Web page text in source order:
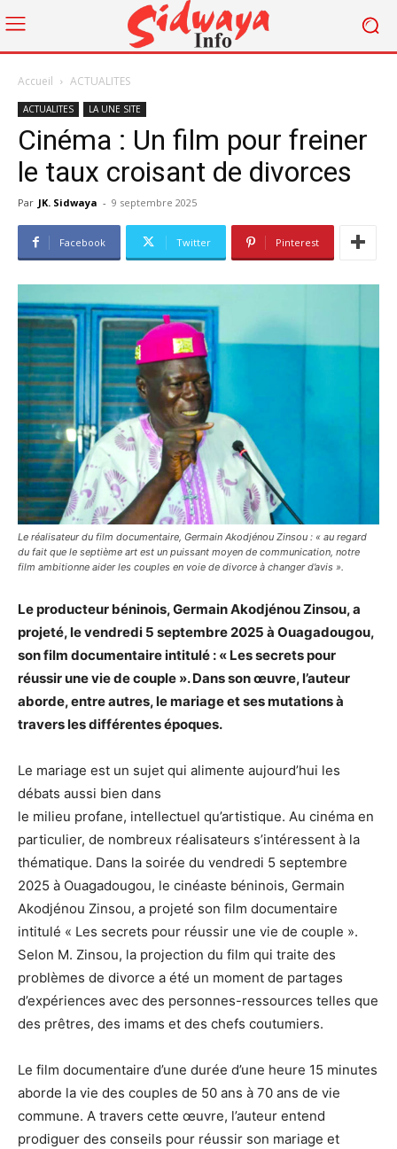
Accueil ACTUALITES
ACTUALITES LA UNE SITE
Cinéma : Un film pour freiner
le taux croisant de divorces
Par JK. Sidwaya - 9 septembre 2025
Facebook Twitter Pinterest
Le réalisateur du film documentaire, Germain Akodjénou Zinsou : « au regard
du fait que le septième art est un puissant moyen de communication, notre
film ambitionne aider les couples en voie de divorce à changer d’avis ».
Le producteur béninois, Germain Akodjénou Zinsou, a
projeté, le vendredi 5 septembre 2025 à Ouagadougou,
son film documentaire intitulé : « Les secrets pour
réussir une vie de couple ». Dans son œuvre, l’auteur
aborde, entre autres, le mariage et ses mutations à
travers les différentes époques.
Le mariage est un sujet qui alimente aujourd’hui les
débats aussi bien dans
le milieu profane, intellectuel qu’artistique. Au cinéma en
particulier, de nombreux réalisateurs s’intéressent à la
thématique. Dans la soirée du vendredi 5 septembre
2025 à Ouagadougou, le cinéaste béninois, Germain
Akodjénou Zinsou, a projeté son film documentaire
intitulé « Les secrets pour réussir une vie de couple ».
Selon M. Zinsou, la projection du film qui traite des
problèmes de divorce a été un moment de partages
d’expériences avec des personnes-ressources telles que
des prêtres, des imams et des chefs coutumiers.
Le film documentaire d’une durée d’une heure 15 minutes
aborde la vie des couples de 50 ans à 70 ans de vie
commune. A travers cette œuvre, l’auteur entend
prodiguer des conseils pour réussir son mariage et